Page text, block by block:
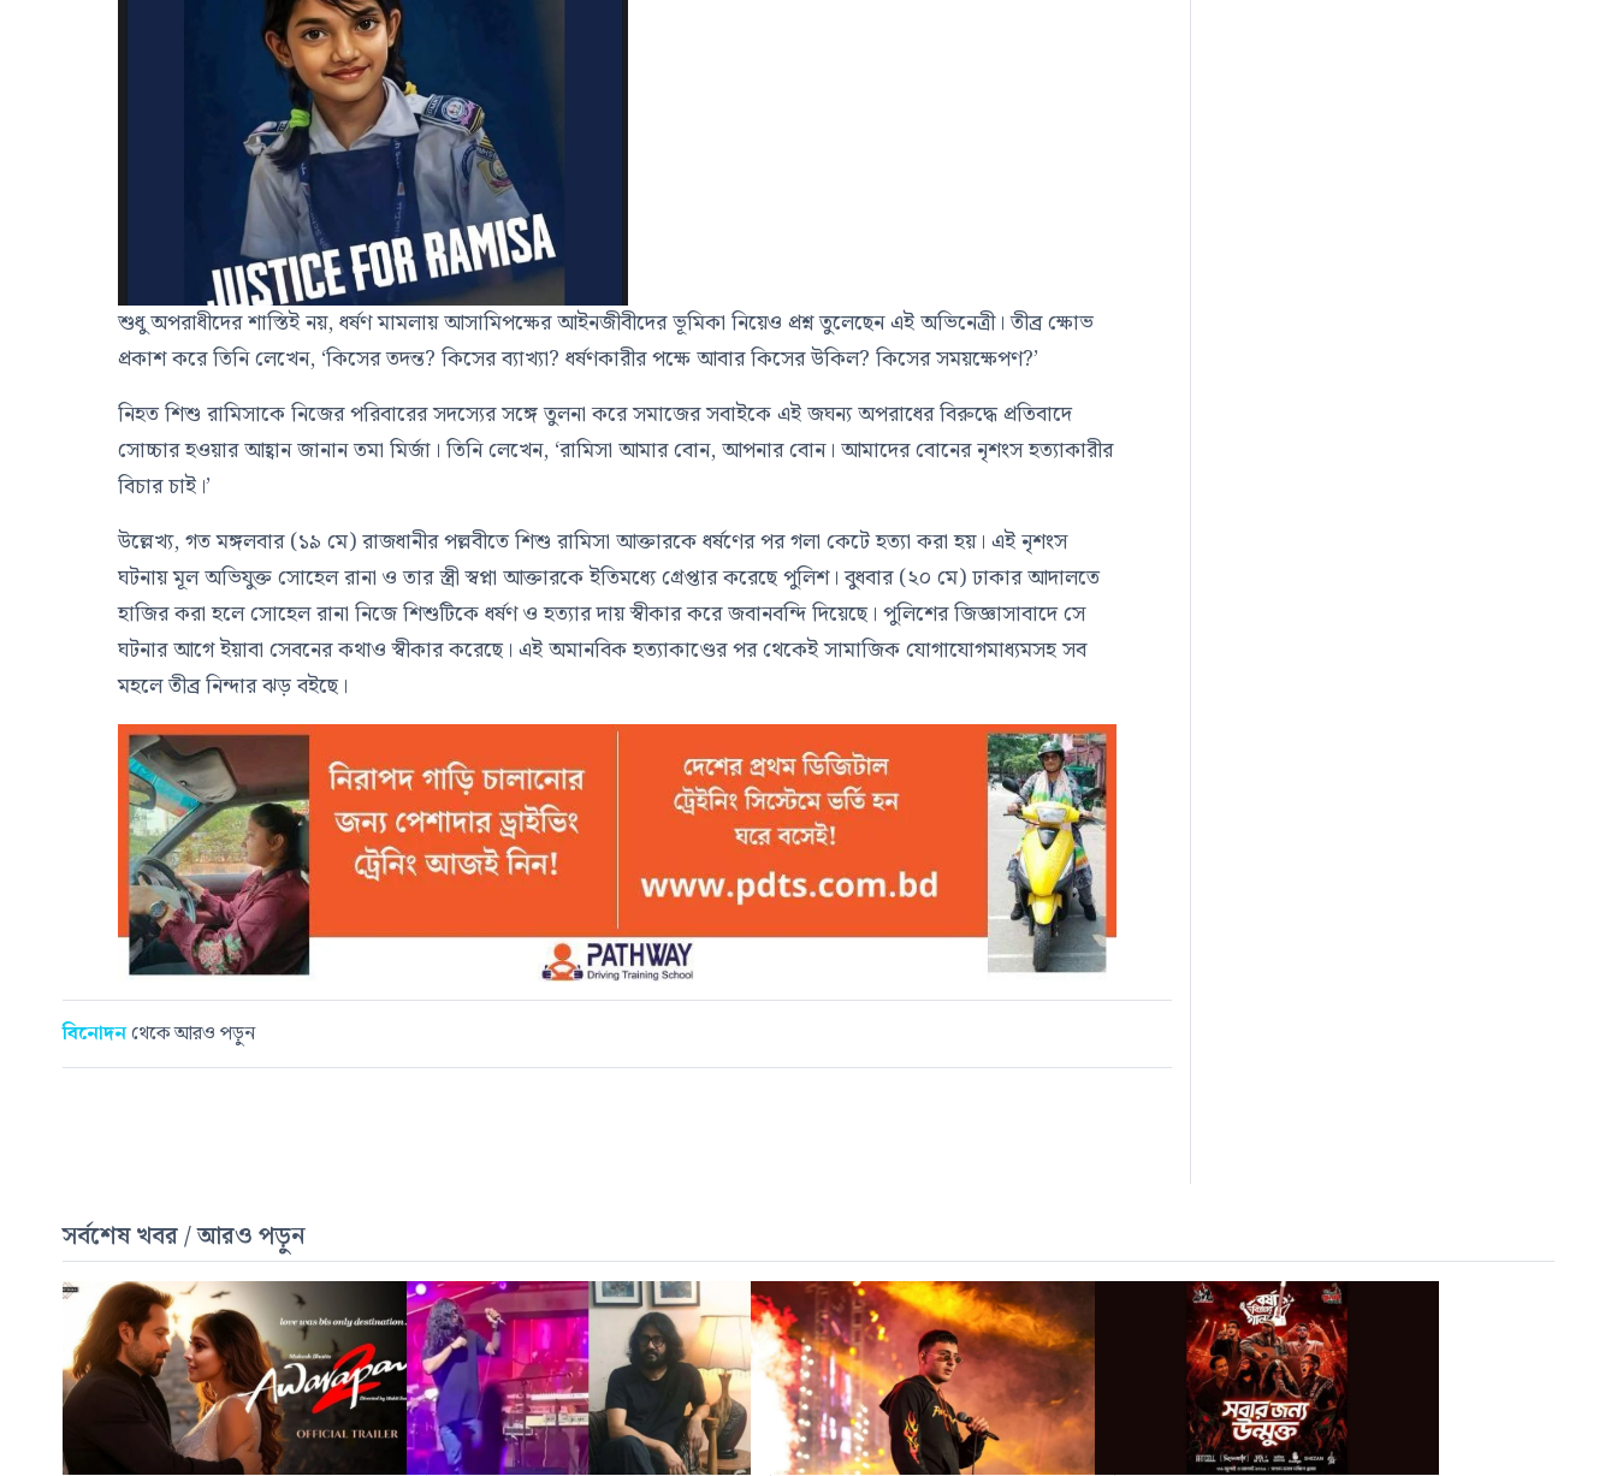
শুধু অপরাধীদের শাস্তিই নয়, ধর্ষণ মামলায় আসামিপক্ষের আইনজীবীদের ভূমিকা নিয়েও প্রশ্ন তুলেছেন এই অভিনেত্রী। তীব্র ক্ষোভ
প্রকাশ করে তিনি লেখেন, ‘কিসের তদন্ত? কিসের ব্যাখ্যা? ধর্ষণকারীর পক্ষে আবার কিসের উকিল? কিসের সময়ক্ষেপণ?’
নিহত শিশু রামিসাকে নিজের পরিবারের সদস্যের সঙ্গে তুলনা করে সমাজের সবাইকে এই জঘন্য অপরাধের বিরুদ্ধে প্রতিবাদে
সোচ্চার হওয়ার আহ্বান জানান তমা মির্জা। তিনি লেখেন, ‘রামিসা আমার বোন, আপনার বোন। আমাদের বোনের নৃশংস হত্যাকারীর
বিচার চাই।’
উল্লেখ্য, গত মঙ্গলবার (১৯ মে) রাজধানীর পল্লবীতে শিশু রামিসা আক্তারকে ধর্ষণের পর গলা কেটে হত্যা করা হয়। এই নৃশংস
ঘটনায় মূল অভিযুক্ত সোহেল রানা ও তার স্ত্রী স্বপ্না আক্তারকে ইতিমধ্যে গ্রেপ্তার করেছে পুলিশ। বুধবার (২০ মে) ঢাকার আদালতে
হাজির করা হলে সোহেল রানা নিজে শিশুটিকে ধর্ষণ ও হত্যার দায় স্বীকার করে জবানবন্দি দিয়েছে। পুলিশের জিজ্ঞাসাবাদে সে
ঘটনার আগে ইয়াবা সেবনের কথাও স্বীকার করেছে। এই অমানবিক হত্যাকাণ্ডের পর থেকেই সামাজিক যোগাযোগমাধ্যমসহ সব
মহলে তীব্র নিন্দার ঝড় বইছে।
বিনোদনথেকে আরও পড়ুন
সর্বশেষ খবর / আরও পড়ুন